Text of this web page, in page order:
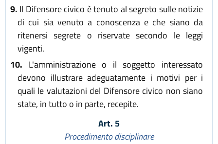
9. Il Difensore civico è tenuto al segreto sulle notizie
di cui sia venuto a conoscenza e che siano da
ritenersi segrete o riservate secondo le leggi
vigenti.
10. L'amministrazione o il soggetto interessato
devono illustrare adeguatamente i motivi per i
quali le valutazioni del Difensore civico non siano
state, in tutto o in parte, recepite.
Art. 5
Procedimento disciplinare